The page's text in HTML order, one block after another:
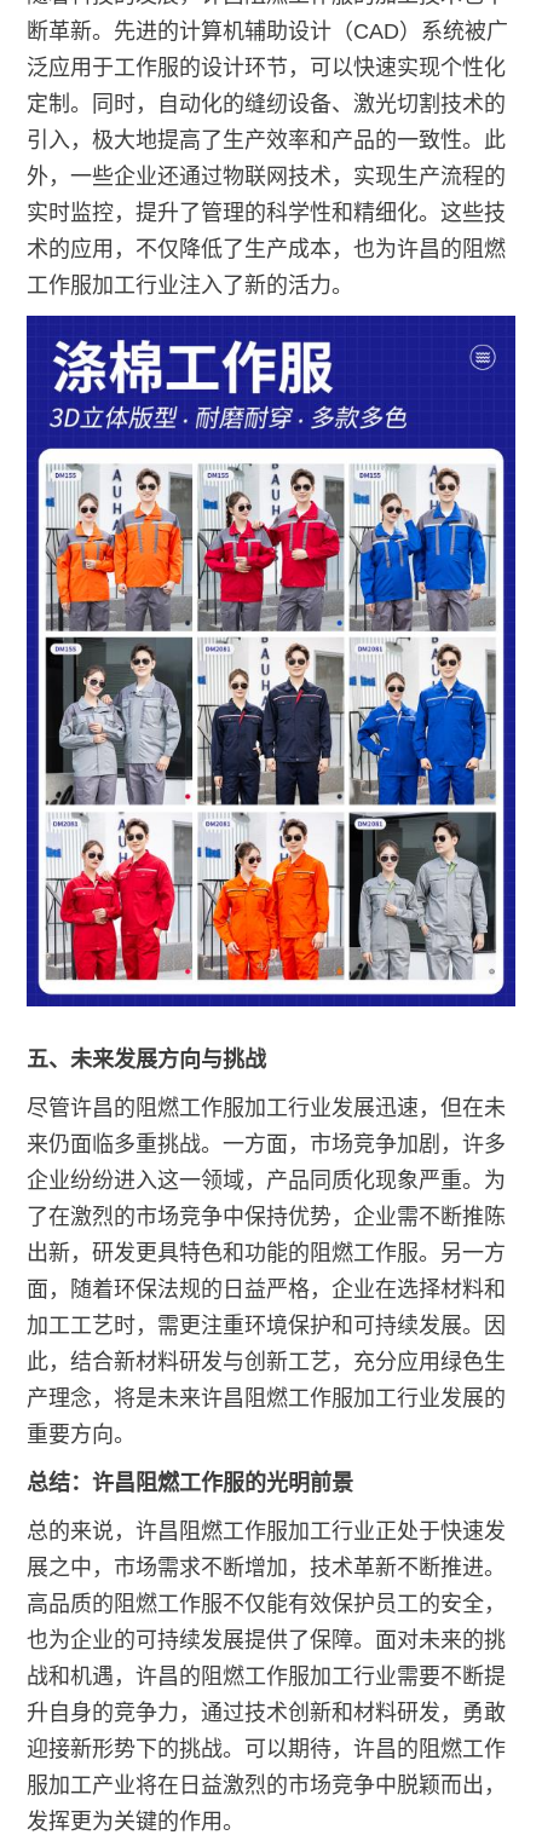
断革新。先进的计算机辅助设计（CAD）系统被广
泛应用于工作服的设计环节，可以快速实现个性化
定制。同时，自动化的缝纫设备、激光切割技术的
引入，极大地提高了生产效率和产品的一致性。此
外，一些企业还通过物联网技术，实现生产流程的
实时监控，提升了管理的科学性和精细化。这些技
术的应用，不仅降低了生产成本，也为许昌的阻燃
工作服加工行业注入了新的活力。
五、未来发展方向与挑战
尽管许昌的阻燃工作服加工行业发展迅速，但在未
来仍面临多重挑战。一方面，市场竞争加剧，许多
企业纷纷进入这一领域，产品同质化现象严重。为
了在激烈的市场竞争中保持优势，企业需不断推陈
出新，研发更具特色和功能的阻燃工作服。另一方
面，随着环保法规的日益严格，企业在选择材料和
加工工艺时，需更注重环境保护和可持续发展。因
此，结合新材料研发与创新工艺，充分应用绿色生
产理念，将是未来许昌阻燃工作服加工行业发展的
重要方向。
总结：许昌阻燃工作服的光明前景
总的来说，许昌阻燃工作服加工行业正处于快速发
展之中，市场需求不断增加，技术革新不断推进。
高品质的阻燃工作服不仅能有效保护员工的安全，
也为企业的可持续发展提供了保障。面对未来的挑
战和机遇，许昌的阻燃工作服加工行业需要不断提
升自身的竞争力，通过技术创新和材料研发，勇敢
迎接新形势下的挑战。可以期待，许昌的阻燃工作
服加工产业将在日益激烈的市场竞争中脱颖而出，
发挥更为关键的作用。